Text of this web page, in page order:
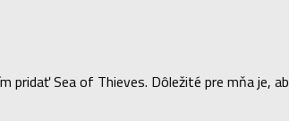
pridať Sea of Thieves. Dôležité pre mňa je,